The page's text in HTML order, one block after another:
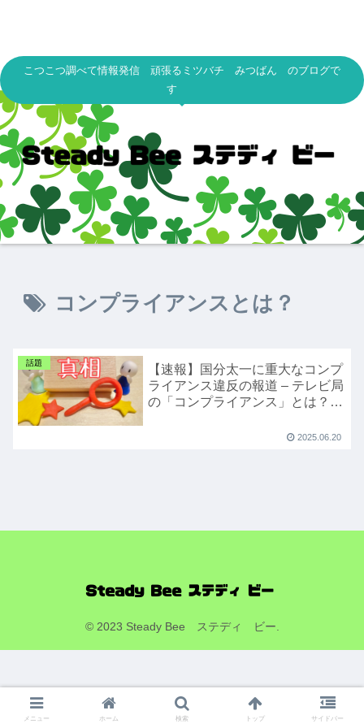
こつこつ調べて情報発信 頑張るミツバチ みつばん のブログで
す
コンプライアンスとは？
話題
【速報】国分太一に重大なコンプ
ライアンス違反の報道 – テレビ局
の「コンプライアンス」とは？
2025.06.20
© 2023 Steady Bee ステディ ビー.
メニュー ホーム 検索 トップ サイドバー